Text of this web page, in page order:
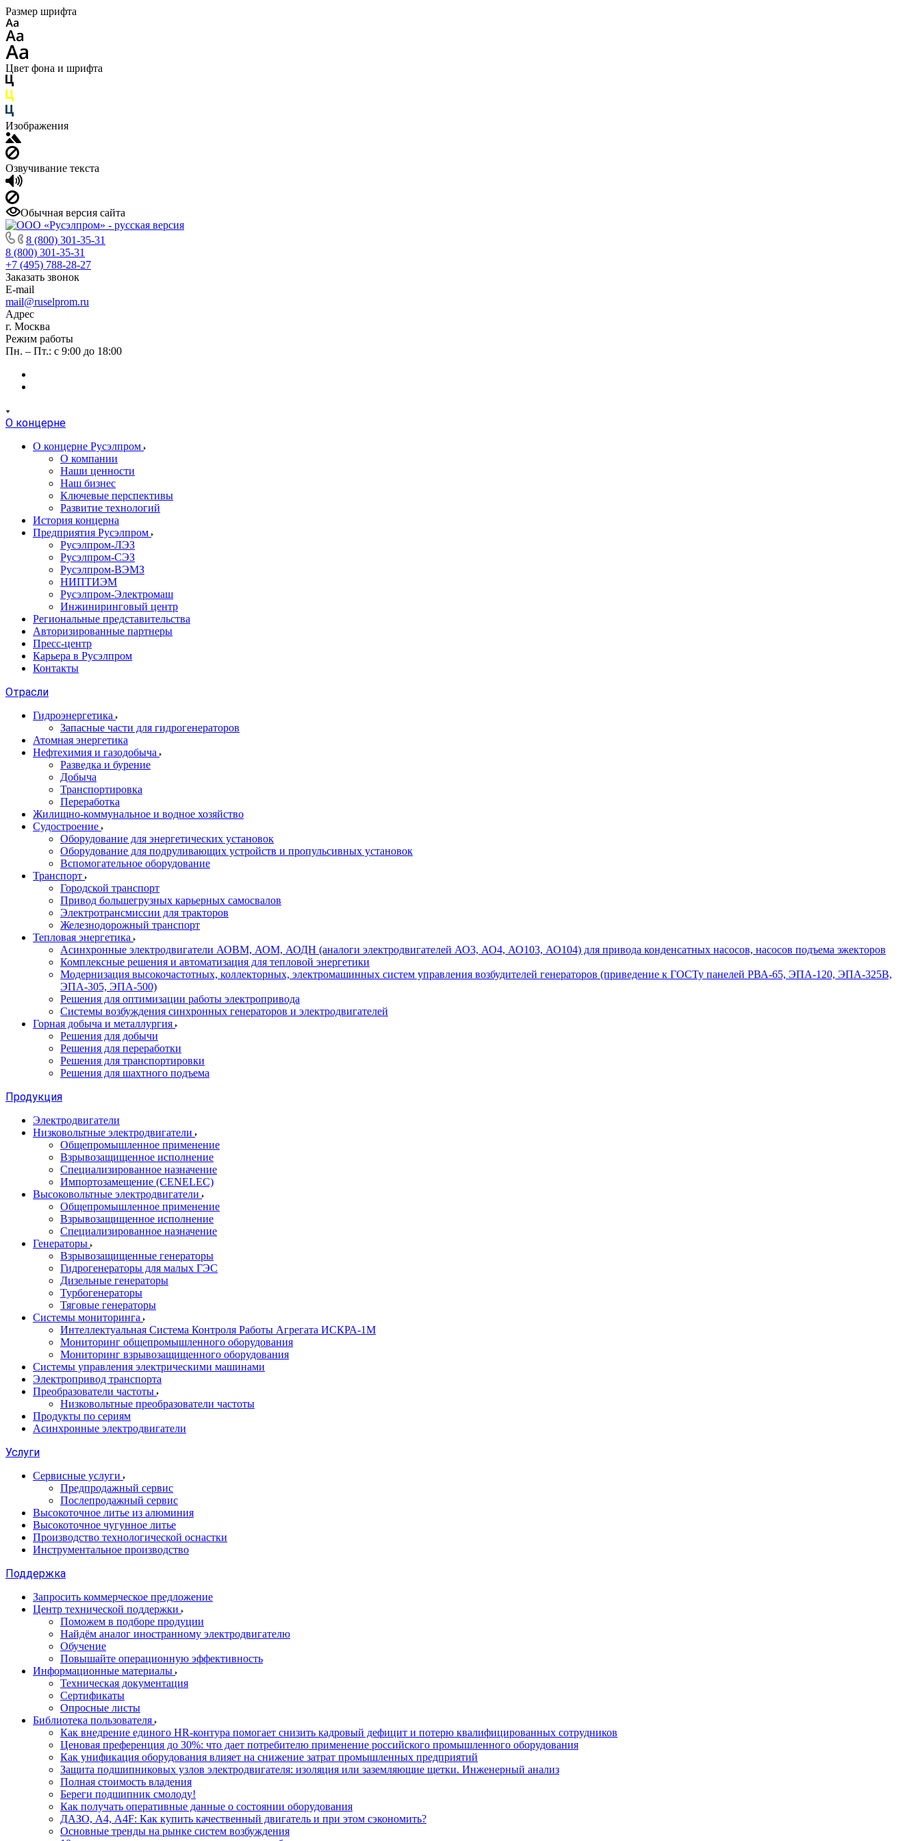
Размер шрифта
Цвет фона и шрифта
Изображения
Озвучивание текста
Обычная версия сайта
8 (800) 301-35-31
8 (800) 301-35-31
+7 (495) 788-28-27
Заказать звонок
E-mail
mail@ruselprom.ru
Адрес
г. Москва
Режим работы
Пн. – Пт.: с 9:00 до 18:00
О концерне
О концерне Русэлпром
О компании
Наши ценности
Наш бизнес
Ключевые перспективы
Развитие технологий
История концерна
Предприятия Русэлпром
Русэлпром-ЛЭЗ
Русэлпром-СЭЗ
Русэлпром-ВЭМЗ
НИПТИЭМ
Русэлпром-Электромаш
Инжиниринговый центр
Региональные представительства
Авторизированные партнеры
Пресс-центр
Карьера в Русэлпром
Контакты
Отрасли
Гидроэнергетика
Запасные части для гидрогенераторов
Атомная энергетика
Нефтехимия и газодобыча
Разведка и бурение
Добыча
Транспортировка
Переработка
Жилищно-коммунальное и водное хозяйство
Судостроение
Оборудование для энергетических установок
Оборудование для подруливающих устройств и пропульсивных установок
Вспомогательное оборудование
Транспорт
Городской транспорт
Привод большегрузных карьерных самосвалов
Электротрансмиссии для тракторов
Железнодорожный транспорт
Тепловая энергетика
Асинхронные электродвигатели АОВМ, АОМ, АОДН (аналоги электродвигателей АО3, АО4, АО103, АО104) для привода конденсатных насосов, насосов подъема эжекторов
Комплексные решения и автоматизация для тепловой энергетики
Модернизация высокочастотных, коллекторных, электромашинных систем управления возбудителей генераторов (приведение к ГОСТу панелей РВА-65, ЭПА-120, ЭПА-325В,
ЭПА-305, ЭПА-500)
Решения для оптимизации работы электропривода
Системы возбуждения синхронных генераторов и электродвигателей
Горная добыча и металлургия
Решения для добычи
Решения для переработки
Решения для транспортировки
Решения для шахтного подъема
Продукция
Электродвигатели
Низковольтные электродвигатели
Общепромышленное применение
Взрывозащищенное исполнение
Специализированное назначение
Импортозамещение (CENELEC)
Высоковольтные электродвигатели
Общепромышленное применение
Взрывозащищенное исполнение
Специализированное назначение
Генераторы
Взрывозащищенные генераторы
Гидрогенераторы для малых ГЭС
Дизельные генераторы
Турбогенераторы
Тяговые генераторы
Системы мониторинга
Интеллектуальная Система Контроля Работы Агрегата ИСКРА-1М
Мониторинг общепромышленного оборудования
Мониторинг взрывозащищенного оборудования
Системы управления электрическими машинами
Электропривод транспорта
Преобразователи частоты
Низковольтные преобразователи частоты
Продукты по сериям
Асинхронные электродвигатели
Услуги
Сервисные услуги
Предпродажный сервис
Послепродажный сервис
Высокоточное литье из алюминия
Высокоточное чугунное литье
Производство технологической оснастки
Инструментальное производство
Поддержка
Запросить коммерческое предложение
Центр технической поддержки
Поможем в подборе продуции
Найдём аналог иностранному электродвигателю
Обучение
Повышайте операционную эффективность
Информационные материалы
Техническая документация
Сертификаты
Опросные листы
Библиотека пользователя
Как внедрение единого HR-контура помогает снизить кадровый дефицит и потерю квалифицированных сотрудников
Ценовая преференция до 30%: что дает потребителю применение российского промышленного оборудования
Как унификация оборудования влияет на снижение затрат промышленных предприятий
Защита подшипниковых узлов электродвигателя: изоляция или заземляющие щетки. Инженерный анализ
Полная стоимость владения
Береги подшипник смолоду!
Как получать оперативные данные о состоянии оборудования
ДАЗО, А4, А4F: Как купить качественный двигатель и при этом сэкономить?
Основные тренды на рынке систем возбуждения